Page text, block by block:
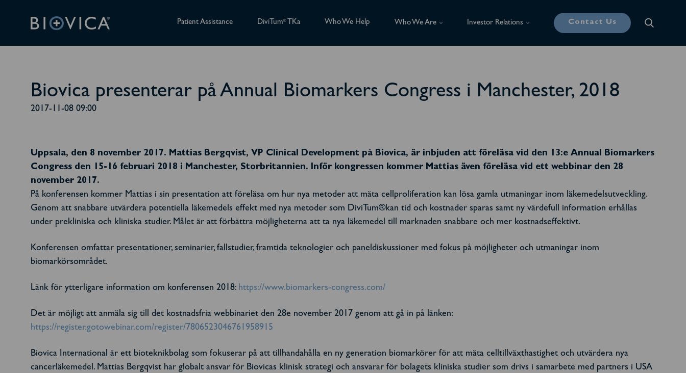
Patient Assistance DiviTum® TKa Who We Help Who We Are Investor Relations Contact Us
Biovica presenterar på Annual Biomarkers Congress i Manchester, 2018
2017-11-08 09:00
Uppsala, den 8 november 2017. Mattias Bergqvist, VP Clinical Development på Biovica, är inbjuden att föreläsa vid den 13:e Annual Biomarkers
Congress den 15-16 februari 2018 i Manchester, Storbritannien. Inför kongressen kommer Mattias även föreläsa vid ett webbinar den 28
november 2017.
På konferensen kommer Mattias i sin presentation att föreläsa om hur nya metoder att mäta cellproliferation kan lösa gamla utmaningar inom läkemedelsutveckling.
Genom att snabbare utvärdera potentiella läkemedels effekt med nya metoder som DiviTum®kan tid och kostnader sparas samt ny värdefull information erhållas
under prekliniska och kliniska studier. Målet är att förbättra möjligheterna att ta nya läkemedel till marknaden snabbare och mer kostnadseffektivt.
Konferensen omfattar presentationer, seminarier, fallstudier, framtida teknologier och paneldiskussioner med fokus på möjligheter och utmaningar inom
biomarkörsområdet.
Länk för ytterligare information om konferensen 2018: https://www.biomarkers-congress.com/
Det är möjligt att anmäla sig till det kostnadsfria webbinariet den 28e november 2017 genom att gå in på länken:
https://register.gotowebinar.com/register/7806523046761958915
Biovica International är ett bioteknikbolag som fokuserar på att tillhandahålla en ny generation biomarkörer för att mäta celltillväxthastighet och utvärdera nya
cancerläkemedel. Mattias Bergqvist har globalt ansvar för Biovicas klinisk strategi och ansvarar för bolagets kliniska studier som drivs i samarbete med partners i USA